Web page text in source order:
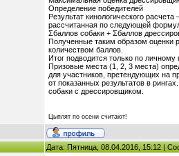
Определение победителей
Результат кинологического
рассчитанная по следующей
Σбаллов собаки + Σбаллов
Полученные таким образом оценки
количеством баллов.
Итог подводится только по личному
Призовые места (1, 2, 3 места)
для участников, претендующих на
от показанных результатов в
собаки с дрессировщиком.
Цыплят по осени считают!
Дата: Пятница, 08.04.2016, 15:12 |